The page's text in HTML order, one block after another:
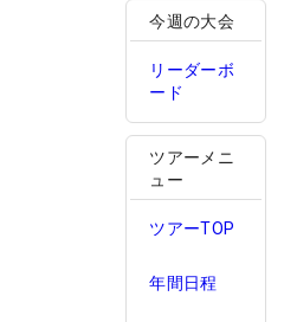
今週の大会
リーダーボ
ード
ツアーメニ
ュー
ツアーTOP
年間日程